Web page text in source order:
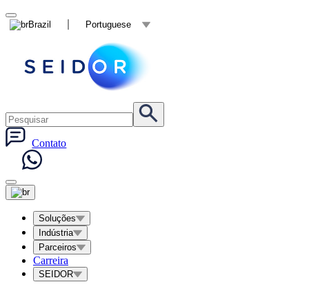
Brazil Portuguese
Contato
Soluções
Indústria
Parceiros
Carreira
SEIDOR